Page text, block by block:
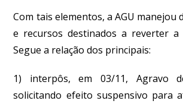
Com tais elementos, a AGU manejou
e recursos destinados a reverter a
Segue a relação dos principais:
1) interpôs, em 03/11, Agravo
solicitando efeito suspensivo para